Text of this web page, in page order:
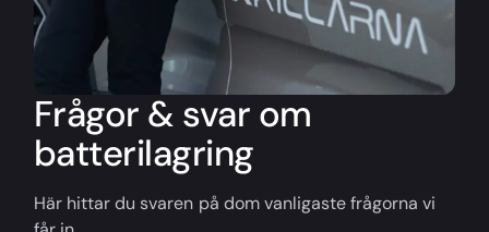
Frågor & svar om
batterilagring
Här hittar du svaren på dom vanligaste frågorna vi